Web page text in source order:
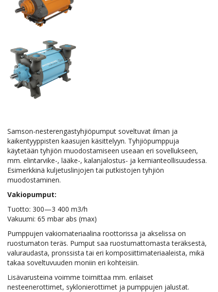
Samson-nesterengastyhjiöpumput soveltuvat ilman ja
kaikentyyppisten kaasujen käsittelyyn. Tyhjiöpumppuja
käytetään tyhjiön muodostamiseen useaan eri sovellukseen,
mm. elintarvike-, lääke-, kalanjalostus- ja kemianteollisuudessa.
Esimerkkinä kuljetuslinjojen tai putkistojen tyhjiön
muodostaminen.
Vakiopumput:
Tuotto: 300—3 400 m3/h
Vakuumi: 65 mbar abs (max)
Pumppujen vakiomateriaalina roottorissa ja akselissa on
ruostumaton teräs. Pumput saa ruostumattomasta teräksestä,
valuraudasta, pronssista tai eri komposiittimateriaaleista, mikä
takaa soveltuvuuden moniin eri kohteisiin.
Lisävarusteina voimme toimittaa mm. erilaiset
nesteenerottimet, syklonierottimet ja pumppujen jalustat.